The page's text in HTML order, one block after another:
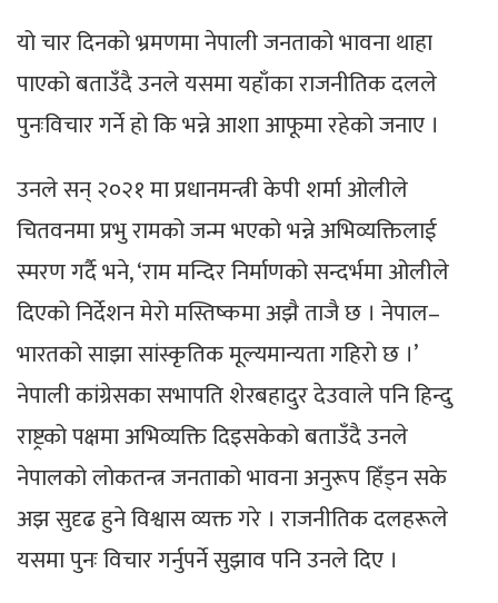
यो चार दिनको भ्रमणमा नेपाली जनताको भावना थाहा
पाएको बताउँदै उनले यसमा यहाँका राजनीतिक दलले
पुनःविचार गर्ने हो कि भन्ने आशा आफूमा रहेको जनाए ।
उनले सन् २०२१ मा प्रधानमन्त्री केपी शर्मा ओलीले
चितवनमा प्रभु रामको जन्म भएको भन्ने अभिव्यक्तिलाई
स्मरण गर्दै भने, ‘राम मन्दिर निर्माणको सन्दर्भमा ओलीले
दिएको निर्देशन मेरो मस्तिष्कमा अझै ताजै छ । नेपाल–
भारतको साझा सांस्कृतिक मूल्यमान्यता गहिरो छ ।’
नेपाली कांग्रेसका सभापति शेरबहादुर देउवाले पनि हिन्दु
राष्ट्रको पक्षमा अभिव्यक्ति दिइसकेको बताउँदै उनले
नेपालको लोकतन्त्र जनताको भावना अनुरूप हिँड्न सके
अझ सुदृढ हुने विश्वास व्यक्त गरे । राजनीतिक दलहरूले
यसमा पुनः विचार गर्नुपर्ने सुझाव पनि उनले दिए ।